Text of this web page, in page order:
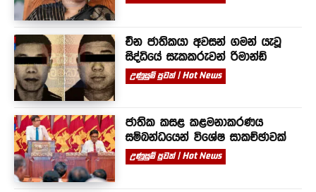
චීන ජාතිකයා අවසන් ගමන් යැවූ
සිද්ධියේ සැකකරුවන් රිමාන්ඩ්
උණුසුම් පුවත් | Hot News
ජාතික කසළ කළමනාකරණය
සම්බන්ධයෙන් විශේෂ සාකච්ඡාවක්
උණුසුම් පුවත් | Hot News